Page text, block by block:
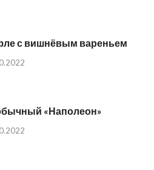
с вишнёвым вареньем
«Наполеон»